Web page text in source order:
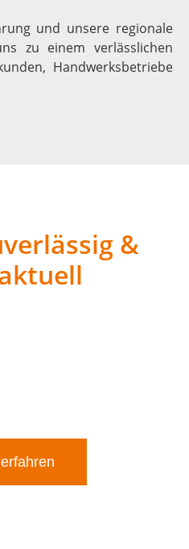
und unsere regionale
zu einem verlässlichen
Handwerksbetriebe
&